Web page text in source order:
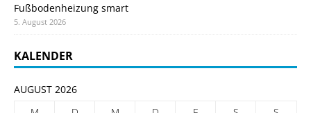
Fußbodenheizung smart
5. August 2026
KALENDER
AUGUST 2026